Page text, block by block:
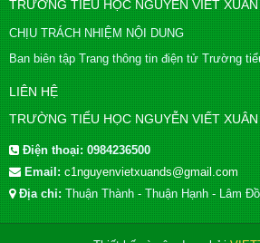
TRƯỜNG TIỂU HỌC NGUYỄN VIẾT XUÂN
CHỊU TRÁCH NHIỆM NỘI DUNG
Ban biên tập Trang thông tin điện tử Trường
LIÊN HỆ
TRƯỜNG TIỂU HỌC NGUYỄN VIẾT XUÂN
Điện thoại:0984236500
Email:c1nguyenvietxuands@gmail.com
Địa chỉ:Thuận Thành - Thuận Hạnh - Lâm